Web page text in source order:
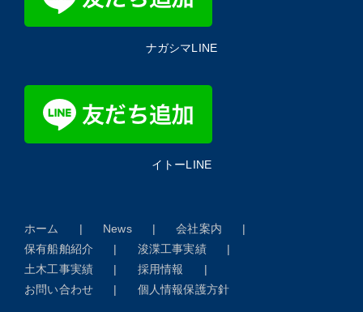
ナガシマLINE
イトーLINE
ホーム News
会社案内
保有船舶紹介
浚渫工事実績
土木工事実績
採用情報
お問い合わせ
個人情報保護方針